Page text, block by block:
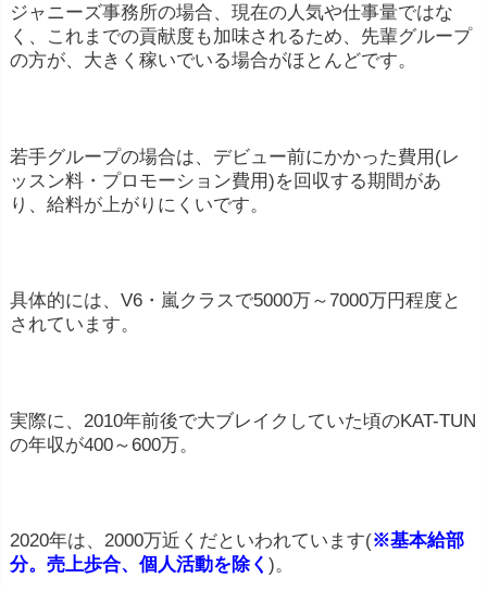
ジャニーズ事務所の場合、現在の人気や仕事量ではな
く、これまでの貢献度も加味されるため、先輩グループ
の方が、大きく稼いでいる場合がほとんどです。
若手グループの場合は、デビュー前にかかった費用(レ
ッスン料・プロモーション費用)を回収する期間があ
り、給料が上がりにくいです。
具体的には、V6・嵐クラスで5000万～7000万円程度と
されています。
実際に、2010年前後で大ブレイクしていた頃のKAT-TUN
の年収が400～600万。
2020年は、2000万近くだといわれています(※基本給部
分。売上歩合、個人活動を除く )。